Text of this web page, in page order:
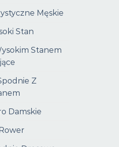
Męskie
Stan
Stanem
Z
Damskie